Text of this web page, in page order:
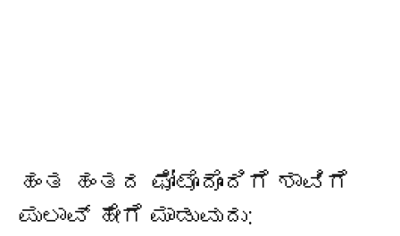
ಹಂತ ಹಂತದ ಫೋಟೊದೊಂದಿಗೆ ಶಾವಿಗೆ
ಪುಲಾವ್ ಹೇಗೆ ಮಾಡುವುದು: